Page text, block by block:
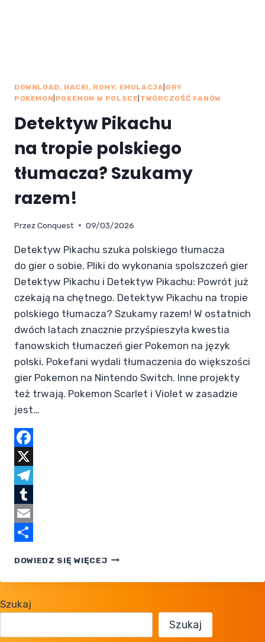
DOWNLOAD, HACKI, ROMY, EMULACJA GRY
POKEMON POKEMON W POLSCE TWÓRCZOŚĆ FANÓW
Detektyw Pikachu
na tropie polskiego
tłumacza? Szukamy
razem!
Przez Conquest 09/03/2026
Detektyw Pikachu szuka polskiego tłumacza
do gier o sobie. Pliki do wykonania spolszczeń gier
Detektyw Pikachu i Detektyw Pikachu: Powrót już
czekają na chętnego. Detektyw Pikachu na tropie
polskiego tłumacza? Szukamy razem! W ostatnich
dwóch latach znacznie przyśpieszyła kwestia
fanowskich tłumaczeń gier Pokemon na język
polski. Pokefani wydali tłumaczenia do większości
gier Pokemon na Nintendo Switch. Inne projekty
też trwają. Pokemon Scarlet i Violet w zasadzie
jest…
Facebook
X
Telegram
Tumblr
Email
DOWIEDZ SIĘ WIĘCEJDETEKTYW
NA TROPIE
Szukaj
Szukaj